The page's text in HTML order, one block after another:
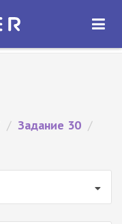
ОТКРЫТЬ
/ Задание 30 /